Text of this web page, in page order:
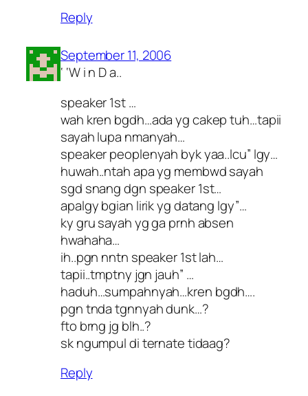
Reply
September 11, 2006
‘ ‘W i n D a..
speaker 1st …
wah kren bgdh…ada yg cakep tuh…tapii
sayah lupa nmanyah…
speaker peoplenyah byk yaa..lcu” lgy…
huwah..ntah apa yg membwd sayah
sgd snang dgn speaker 1st…
apalgy bgian lirik yg datang lgy”…
ky gru sayah yg ga prnh absen
hwahaha…
ih..pgn nntn speaker 1st lah…
tapii..tmptny jgn jauh” …
haduh…sumpahnyah…kren bgdh….
pgn tnda tgnnyah dunk…?
fto brng jg blh..?
sk ngumpul di ternate tidaag?
Reply